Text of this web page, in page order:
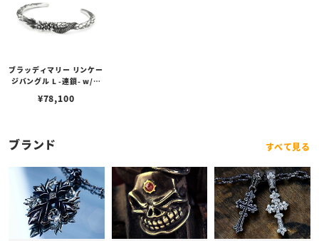
ブラッディマリー リンケー
ジバングル L -連鎖- w/ダ
¥78,100
ブランド すべて見る